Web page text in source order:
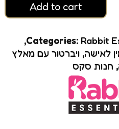
Add to cart
Categories: Rabbit
,
לאישה, ויברטור עם מאלץ
, חנות סקס